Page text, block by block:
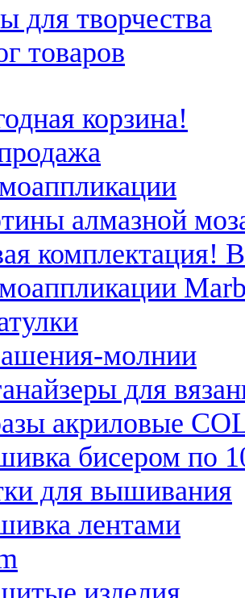
для творчества
товаров
корзина!
алмазной
комплектация!
молнии
для
акриловые
бисером по
для вышивания
лентами